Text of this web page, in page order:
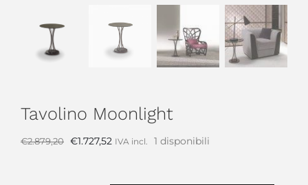
Tavolino Moonlight
€2.879,20 Il
€1.727,52 IlIVA incl. 1 disponibili